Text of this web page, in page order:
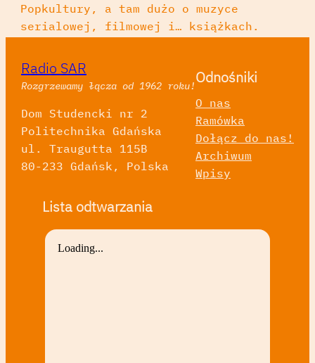
Popkultury, a tam dużo o muzyce
serialowej, filmowej i… książkach.
Radio SAR
Rozgrzewamy łącza od 1962 roku!
Dom Studencki nr 2
Politechnika Gdańska
ul. Traugutta 115B
80-233 Gdańsk, Polska
Odnośniki
O nas
Ramówka
Dołącz do nas!
Archiwum
Wpisy
Lista odtwarzania